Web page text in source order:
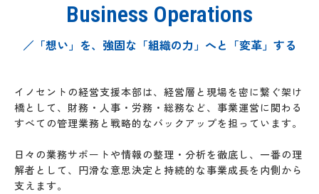
Business Operations
／「想い」を、 強固な「組織の力」へと 「変革」する
イノセントの経営支援本部は、経営層と現場を密に繋ぐ架け
橋として、財務・人事・労務・総務など、事業運営に関わる
すべての管理業務と戦略的なバックアップを担っています。
日々の業務サポートや情報の整理・分析を徹底し、一番の理
解者として、円滑な意思決定と持続的な事業成長を内側から
支えます。